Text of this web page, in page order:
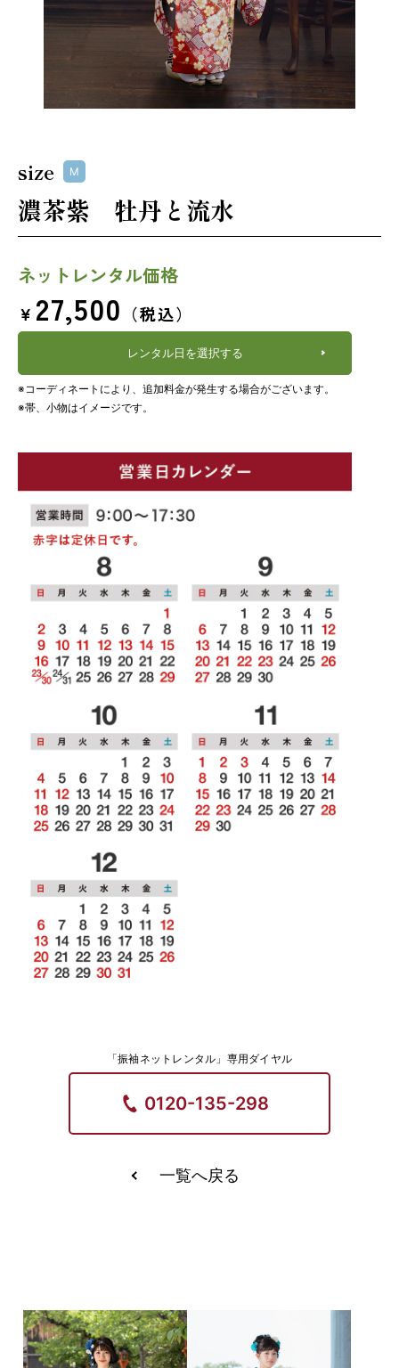
size M
濃茶紫 牡丹と流水
ネットレンタル価格
￥ 27,500 （税込）
レンタル日を選択する
※コーディネートにより、追加料金が発生する場合がございます。
※帯、小物はイメージです。
「振袖ネットレンタル」専用ダイヤル
0120-135-298
一覧へ戻る